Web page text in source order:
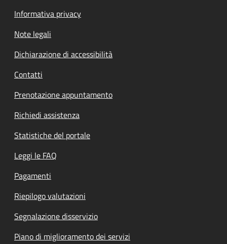
Informativa privacy
Note legali
Dichiarazione di accessibilità
Contatti
Prenotazione appuntamento
Richiedi assistenza
Statistiche del portale
Leggi le FAQ
Pagamenti
Riepilogo valutazioni
Segnalazione disservizio
Piano di miglioramento dei servizi